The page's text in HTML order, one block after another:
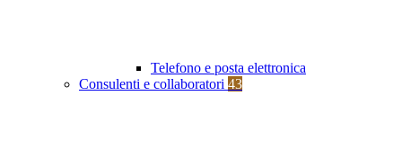
Telefono e posta elettronica
Consulenti e collaboratori 43